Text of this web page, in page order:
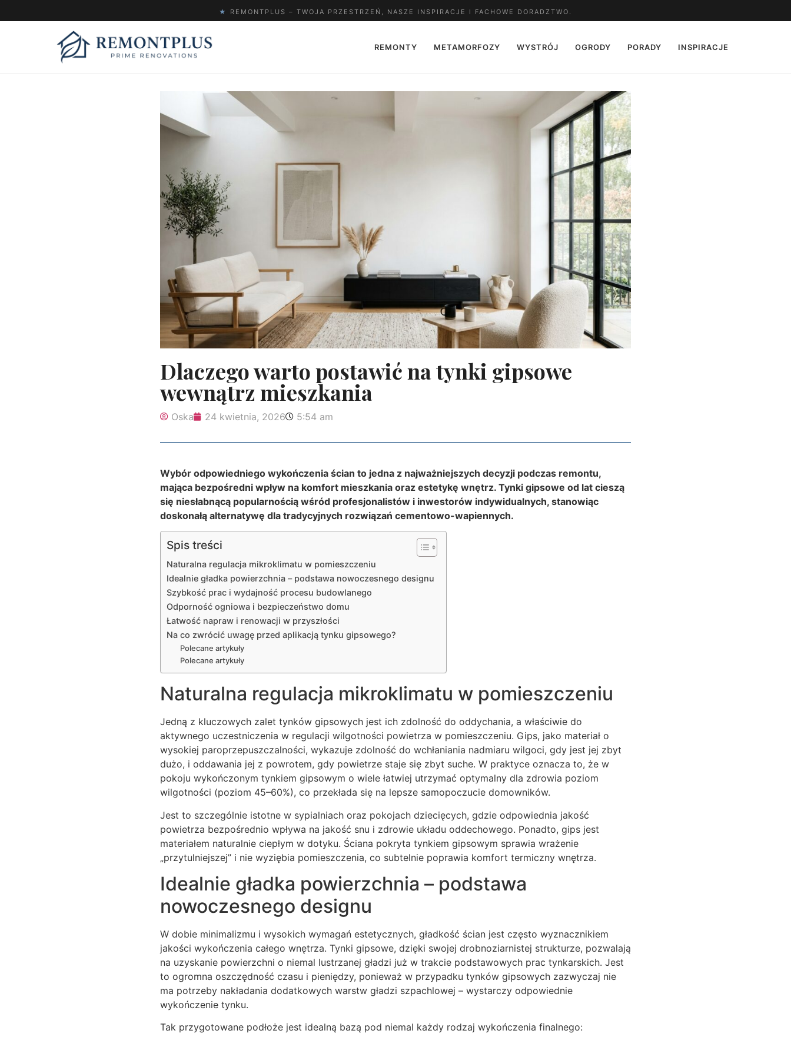
★ REMONTPLUS – TWOJA PRZESTRZEŃ, NASZE INSPIRACJE I FACHOWE DORADZTWO.
REMONTY METAMORFOZY WYSTRÓJ OGRODY PORADY INSPIRACJE
Dlaczego warto postawić na tynki gipsowe
wewnątrz mieszkania
Oska 24 kwietnia, 2026 5:54 am
Wybór odpowiedniego wykończenia ścian to jedna z najważniejszych decyzji podczas remontu,
mająca bezpośredni wpływ na komfort mieszkania oraz estetykę wnętrz. Tynki gipsowe od lat cieszą
się niesłabnącą popularnością wśród profesjonalistów i inwestorów indywidualnych, stanowiąc
doskonałą alternatywę dla tradycyjnych rozwiązań cementowo-wapiennych.
Spis treści
Naturalna regulacja mikroklimatu w pomieszczeniu
Idealnie gładka powierzchnia – podstawa nowoczesnego designu
Szybkość prac i wydajność procesu budowlanego
Odporność ogniowa i bezpieczeństwo domu
Łatwość napraw i renowacji w przyszłości
Na co zwrócić uwagę przed aplikacją tynku gipsowego?
Polecane artykuły
Polecane artykuły
Naturalna regulacja mikroklimatu w pomieszczeniu
Jedną z kluczowych zalet tynków gipsowych jest ich zdolność do oddychania, a właściwie do
aktywnego uczestniczenia w regulacji wilgotności powietrza w pomieszczeniu. Gips, jako materiał o
wysokiej paroprzepuszczalności, wykazuje zdolność do wchłaniania nadmiaru wilgoci, gdy jest jej zbyt
dużo, i oddawania jej z powrotem, gdy powietrze staje się zbyt suche. W praktyce oznacza to, że w
pokoju wykończonym tynkiem gipsowym o wiele łatwiej utrzymać optymalny dla zdrowia poziom
wilgotności (poziom 45–60%), co przekłada się na lepsze samopoczucie domowników.
Jest to szczególnie istotne w sypialniach oraz pokojach dziecięcych, gdzie odpowiednia jakość
powietrza bezpośrednio wpływa na jakość snu i zdrowie układu oddechowego. Ponadto, gips jest
materiałem naturalnie ciepłym w dotyku. Ściana pokryta tynkiem gipsowym sprawia wrażenie
„przytulniejszej” i nie wyziębia pomieszczenia, co subtelnie poprawia komfort termiczny wnętrza.
Idealnie gładka powierzchnia – podstawa
nowoczesnego designu
W dobie minimalizmu i wysokich wymagań estetycznych, gładkość ścian jest często wyznacznikiem
jakości wykończenia całego wnętrza. Tynki gipsowe, dzięki swojej drobnoziarnistej strukturze, pozwalają
na uzyskanie powierzchni o niemal lustrzanej gładzi już w trakcie podstawowych prac tynkarskich. Jest
to ogromna oszczędność czasu i pieniędzy, ponieważ w przypadku tynków gipsowych zazwyczaj nie
ma potrzeby nakładania dodatkowych warstw gładzi szpachlowej – wystarczy odpowiednie
wykończenie tynku.
Tak przygotowane podłoże jest idealną bazą pod niemal każdy rodzaj wykończenia finalnego: